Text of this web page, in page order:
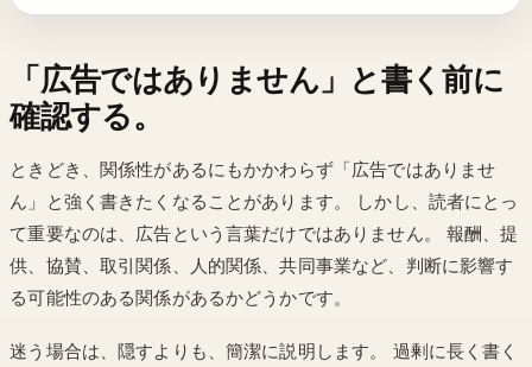
「広告ではありません」と書く前に
確認する。
ときどき、関係性があるにもかかわらず「広告ではありませ
ん」と強く書きたくなることがあります。 しかし、読者にとっ
て重要なのは、広告という言葉だけではありません。 報酬、提
供、協賛、取引関係、人的関係、共同事業など、判断に影響す
る可能性のある関係があるかどうかです。
迷う場合は、隠すよりも、簡潔に説明します。 過剰に長く書く